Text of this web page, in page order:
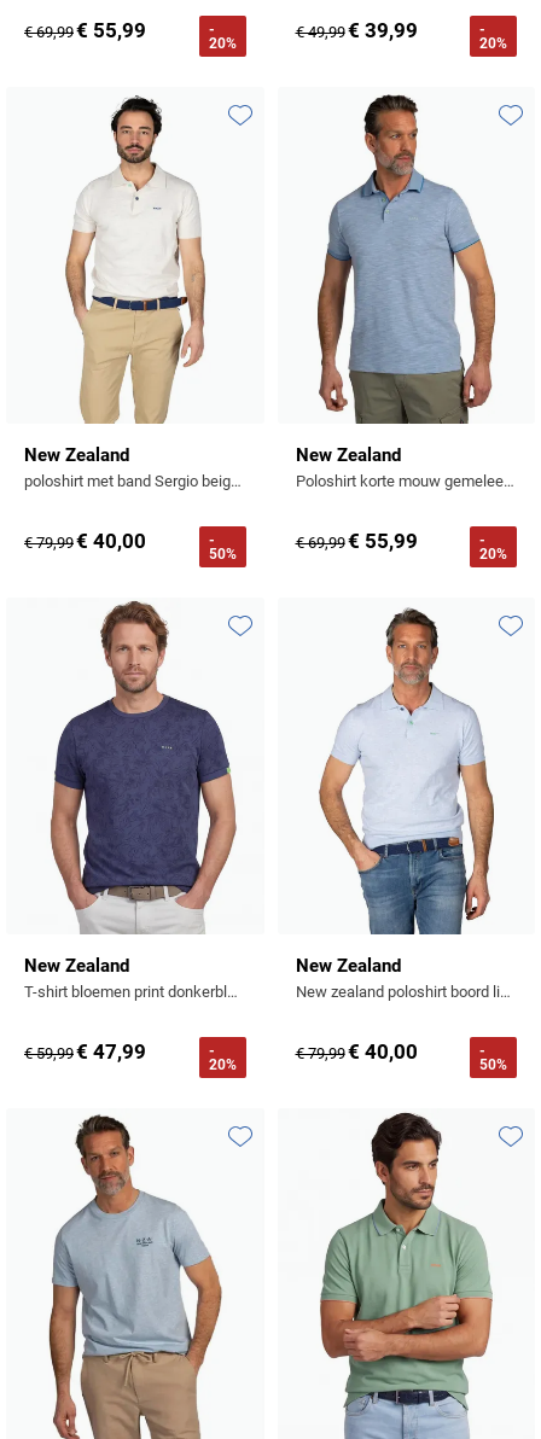
€ 69,99€ 55,99
-
20%
€ 49,99€ 39,99
-
20%
New Zealand
poloshirt met band Sergio beige normale fit
€ 79,99€ 40,00
-
50%
Toevoegen aan favorieten
New Zealand
Poloshirt korte mouw gemeleerd blauw
€ 69,99€ 55,99
-
20%
New Zealand
T-shirt bloemen print donkerblauw katoen
€ 59,99€ 47,99
-
20%
Toevoegen aan favorieten
New Zealand
New zealand poloshirt boord lichtblauw
€ 79,99€ 40,00
-
50%
Toevoegen aan favorieten